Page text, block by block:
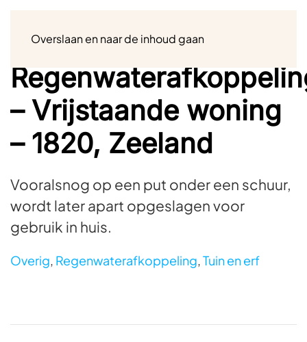
Overslaan en naar de inhoud gaan
– Vrijstaande woning
– 1820, Zeeland
Vooralsnog op een put onder een schuur,
wordt later apart opgeslagen voor
gebruik in huis.
Overig, Regenwaterafkoppeling,Tuin en erf